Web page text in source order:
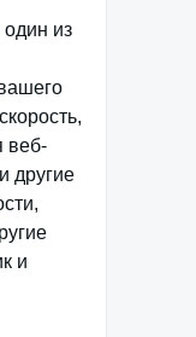
один из
веб-
другие
и